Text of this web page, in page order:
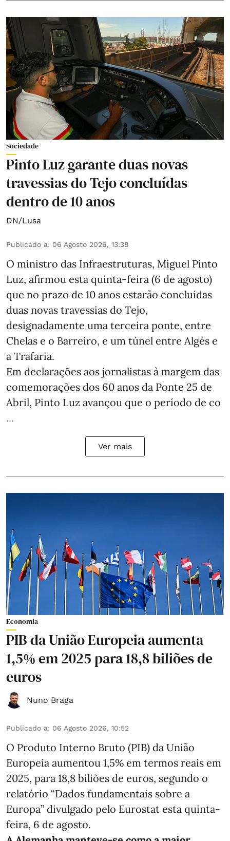
Sociedade
Pinto Luz garante duas novas
travessias do Tejo concluídas
dentro de 10 anos
DN/Lusa
Publicado a: 06 Agosto 2026, 13:38
O ministro das Infraestruturas, Miguel Pinto
Luz, afirmou esta quinta-feira (6 de agosto)
que no prazo de 10 anos estarão concluídas
duas novas travessias do Tejo,
designadamente uma terceira ponte, entre
Chelas e o Barreiro, e um túnel entre Algés e
a Trafaria.
Em declarações aos jornalistas à margem das
comemorações dos 60 anos da Ponte 25 de
Abril, Pinto Luz avançou que o período de co
...
Ver mais
Economia
PIB da União Europeia aumenta
1,5% em 2025 para 18,8 biliões de
euros
Nuno Braga
Publicado a: 06 Agosto 2026, 10:52
O Produto Interno Bruto (PIB) da União
Europeia aumentou 1,5% em termos reais em
2025, para 18,8 biliões de euros, segundo o
relatório “Dados fundamentais sobre a
Europa” divulgado pelo Eurostat esta quinta-
feira, 6 de agosto.